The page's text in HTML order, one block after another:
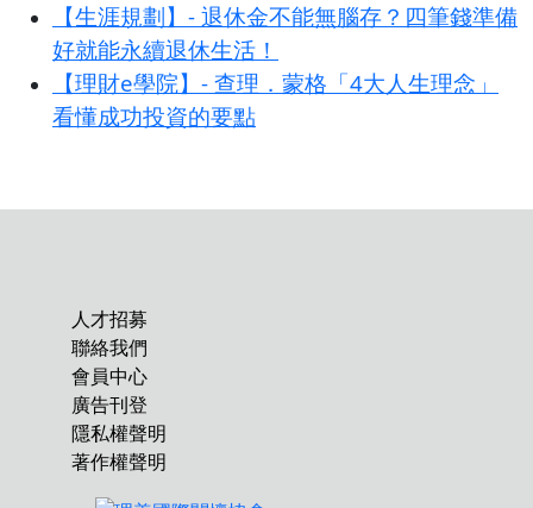
【生涯規劃】- 退休金不能無腦存？四筆錢準備
好就能永續退休生活！
【理財e學院】- 查理．蒙格「4大人生理念」
看懂成功投資的要點
人才招募
聯絡我們
會員中心
廣告刊登
隱私權聲明
著作權聲明